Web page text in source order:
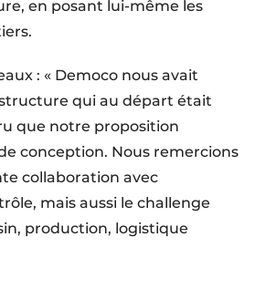
en posant lui-même les
: « Democo nous avait
qui au départ était
que notre proposition
conception. Nous remercions
collaboration avec
mais aussi le challenge
production, logistique